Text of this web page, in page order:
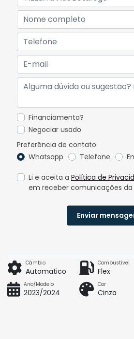
Financiamento?
Negociar usado
Preferência de contato:
Whatsapp
Telefone
Li e aceita a Política de
em receber comunicações da
Enviar
Câmbio
Automatico
Combustível
Flex
Ano/Modelo
2023/2024
Cor
Cinza